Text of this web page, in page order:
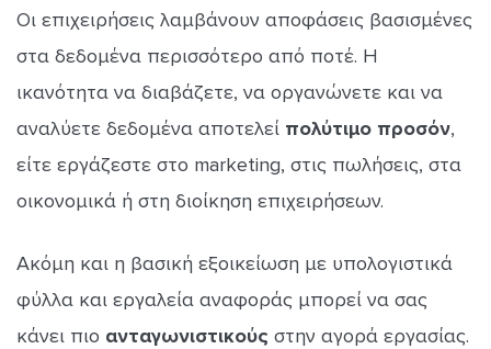
Οι επιχειρήσεις λαμβάνουν αποφάσεις βασισμένες
στα δεδομένα περισσότερο από ποτέ. Η
ικανότητα να διαβάζετε, να οργανώνετε και να
αναλύετε δεδομένα αποτελεί πολύτιμο προσόν,
είτε εργάζεστε στο marketing, στις πωλήσεις, στα
οικονομικά ή στη διοίκηση επιχειρήσεων.
Ακόμη και η βασική εξοικείωση με υπολογιστικά
φύλλα και εργαλεία αναφοράς μπορεί να σας
κάνει πιο ανταγωνιστικούς στην αγορά εργασίας.